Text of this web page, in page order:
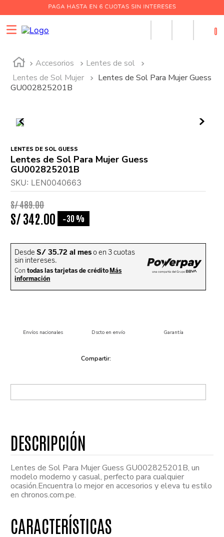
0
Accesorios
Lentes de sol
Lentes de Sol Mujer
Lentes de Sol Para Mujer Guess
GU002825201B
LENTES DE SOL GUESS
Lentes de Sol Para Mujer Guess
GU002825201B
SKU: LEN0040663
S/489.00
S/342 00 -30 %
Envíos nacionales Dscto en envío Garantía
Lentes de Sol Para Mujer Guess GU002825201B, un
modelo moderno y casual, perfecto para cualquier
ocasión.Encuentra lo mejor en accesorios y eleva tu estilo
en chronos.com.pe.